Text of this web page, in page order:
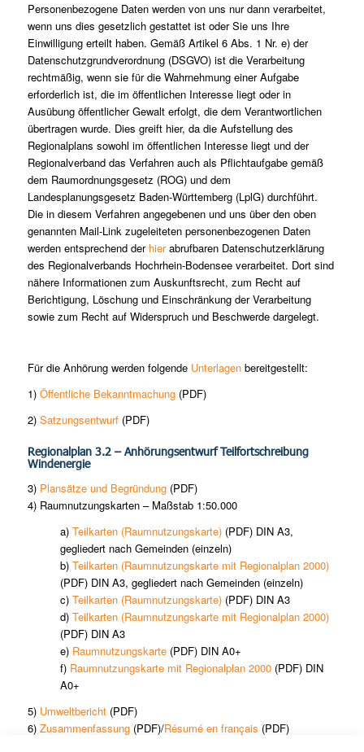
Personenbezogene Daten werden von uns nur dann verarbeitet,
wenn uns dies gesetzlich gestattet ist oder Sie uns Ihre
Einwilligung erteilt haben. Gemäß Artikel 6 Abs. 1 Nr. e) der
Datenschutzgrundverordnung (DSGVO) ist die Verarbeitung
rechtmäßig, wenn sie für die Wahrnehmung einer Aufgabe
erforderlich ist, die im öffentlichen Interesse liegt oder in
Ausübung öffentlicher Gewalt erfolgt, die dem Verantwortlichen
übertragen wurde. Dies greift hier, da die Aufstellung des
Regionalplans sowohl im öffentlichen Interesse liegt und der
Regionalverband das Verfahren auch als Pflichtaufgabe gemäß
dem Raumordnungsgesetz (ROG) und dem
Landesplanungsgesetz Baden-Württemberg (LplG) durchführt.
Die in diesem Verfahren angegebenen und uns über den oben
genannten Mail-Link zugeleiteten personenbezogenen Daten
werden entsprechend der hierabrufbaren Datenschutzerklärung
des Regionalverbands Hochrhein-Bodensee verarbeitet. Dort sind
nähere Informationen zum Auskunftsrecht, zum Recht auf
Berichtigung, Löschung und Einschränkung der Verarbeitung
sowie zum Recht auf Widerspruch und Beschwerde dargelegt.
Für die Anhörung werden folgende Unterlagenbereitgestellt:
1) Öffentliche Bekanntmachung (PDF)
2) Satzungsentwurf (PDF)
Regionalplan 3.2 – Anhörungsentwurf Teilfortschreibung
Windenergie
3) Plansätze und Begründung(PDF)
4) Raumnutzungskarten – Maßstab 1:50.000
a) Teilkarten (Raumnutzungskarte)(PDF) DIN A3,
gegliedert nach Gemeinden (einzeln)
b) Teilkarten (Raumnutzungskarte mit Regionalplan 2000)
(PDF) DIN A3, gegliedert nach Gemeinden (einzeln)
c) Teilkarten (Raumnutzungskarte)(PDF) DIN A3
d) Teilkarten (Raumnutzungskarte mit Regionalplan 2000)
(PDF) DIN A3
e) Raumnutzungskarte(PDF) DIN A0+
f) Raumnutzungskarte mit Regionalplan 2000(PDF) DIN
A0+
5) Umweltbericht(PDF)
6) Zusammenfassung(PDF)/Résumé en français (PDF)